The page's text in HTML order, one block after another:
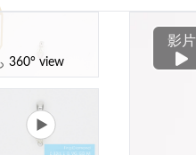
360° view
影片